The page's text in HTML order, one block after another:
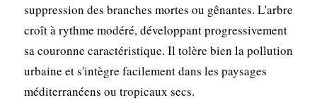
suppression des branches mortes ou gênantes. L'arbre
croît à rythme modéré, développant progressivement
sa couronne caractéristique. Il tolère bien la pollution
urbaine et s'intègre facilement dans les paysages
méditerranéens ou tropicaux secs.